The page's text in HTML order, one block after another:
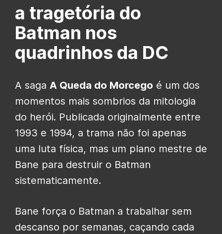
a tragetória do
Batman nos
quadrinhos da DC
A saga A Queda do Morcego é um dos
momentos mais sombrios da mitologia
do herói. Publicada originalmente entre
1993 e 1994, a trama não foi apenas
uma luta física, mas um plano mestre de
Bane para destruir o Batman
sistematicamente.
Bane força o Batman a trabalhar sem
descanso por semanas, caçando cada